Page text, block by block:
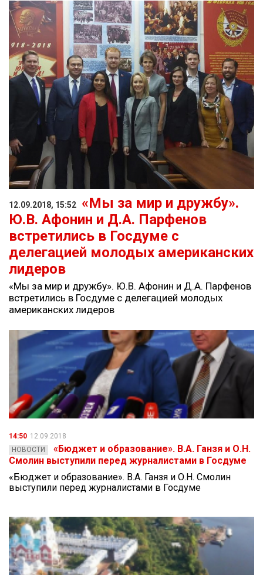
12.09.2018, 15:52
«Мы за мир и дружбу».
Ю.В. Афонин и Д.А. Парфенов
встретились в Госдуме с
делегацией молодых американских
лидеров
«Мы за мир и дружбу». Ю.В. Афонин и Д.А. Парфенов
встретились в Госдуме с делегацией молодых
американских лидеров
14:50 12.09.2018
НОВОСТИ
«Бюджет и образование». В.А. Ганзя и О.Н.
Смолин выступили перед журналистами в Госдуме
«Бюджет и образование». В.А. Ганзя и О.Н. Смолин
выступили перед журналистами в Госдуме